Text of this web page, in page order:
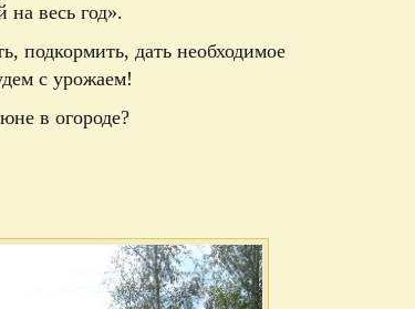
весь год».
подкормить, дать необходимое
с урожаем!
в огороде?